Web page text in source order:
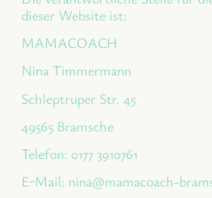
dieser Website ist:
MAMACOACH
Nina Timmermann
Schleptruper Str. 45
49565 Bramsche
Telefon: 0177 3910761
E-Mail: nina@mamacoach-